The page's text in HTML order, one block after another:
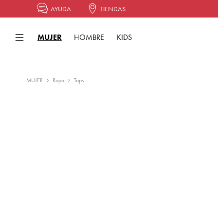
AYUDA TIENDAS
MUJER HOMBRE KIDS
MUJER Ropa Tops